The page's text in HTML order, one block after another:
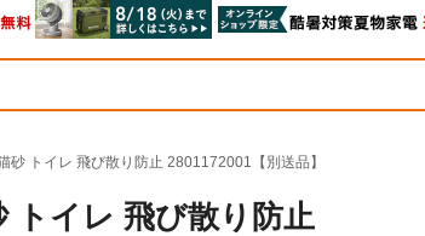
砂 トイレ 飛び散り防止 2801172001【別送品】
トイレ 飛び散り防止